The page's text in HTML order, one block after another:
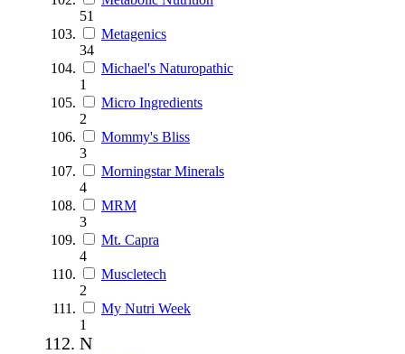
51
Metagenics
34
Michael's Naturopathic
1
Micro Ingredients
2
Mommy's Bliss
3
Morningstar Minerals
4
MRM
3
Mt. Capra
4
Muscletech
2
My Nutri Week
1
N